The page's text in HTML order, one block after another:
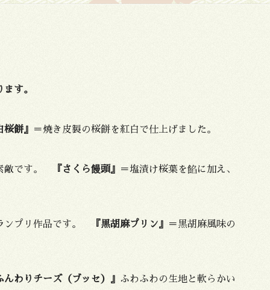
す。
餅』 ＝焼き皮製の桜餅を紅白で仕上げました。
敵です。 『さくら饅頭』 ＝塩漬け桜葉を餡に加え、
ンプリ作品です。 『黒胡麻プリン』 ＝黒胡麻風味の
んわりチーズ（ブッセ）』 ふわふわの生地と軟らかい